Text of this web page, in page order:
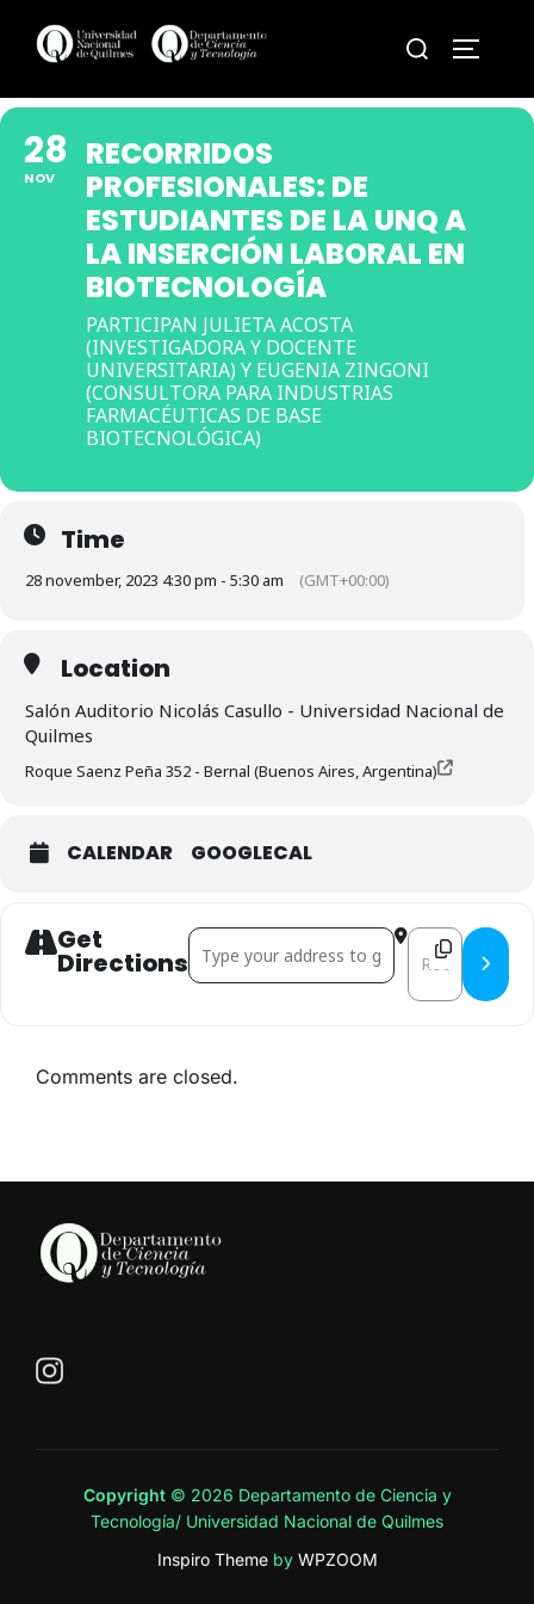
Search
28
NOV
RECORRIDOS
PROFESIONALES: DE
ESTUDIANTES DE LA UNQ A
LA INSERCIÓN LABORAL EN
BIOTECNOLOGÍA
PARTICIPAN JULIETA ACOSTA
(INVESTIGADORA Y DOCENTE
UNIVERSITARIA) Y EUGENIA ZINGONI
(CONSULTORA PARA INDUSTRIAS
FARMACÉUTICAS DE BASE
BIOTECNOLÓGICA)
Time
28 november, 2023 4:30 pm - 5:30 am (GMT+00:00)
Location
Salón Auditorio Nicolás Casullo - Universidad Nacional de
Quilmes
Roque Saenz Peña 352 - Bernal (Buenos Aires, Argentina)
CALENDAR GOOGLECAL
Get
Directions
Address - Recorridos Profesionales: de
Destination
Comments are closed.
Copyright © 2026 Departamento de Ciencia y
Tecnología/ Universidad Nacional de Quilmes
Inspiro Themeby WPZOOM